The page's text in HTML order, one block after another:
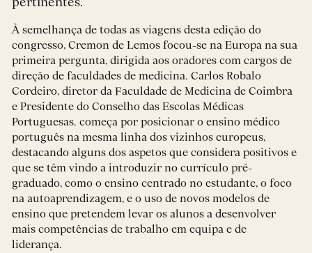
À semelhança de todas as viagens desta edição do
congresso, Cremon de Lemos focou-se na Europa na sua
primeira pergunta, dirigida aos oradores com cargos de
direção de faculdades de medicina. Carlos Robalo
Cordeiro, diretor da Faculdade de Medicina de Coimbra
e Presidente do Conselho das Escolas Médicas
Portuguesas. começa por posicionar o ensino médico
português na mesma linha dos vizinhos europeus,
destacando alguns dos aspetos que considera positivos e
que se têm vindo a introduzir no currículo pré-
graduado, como o ensino centrado no estudante, o foco
na autoaprendizagem, e o uso de novos modelos de
ensino que pretendem levar os alunos a desenvolver
mais competências de trabalho em equipa e de
liderança.